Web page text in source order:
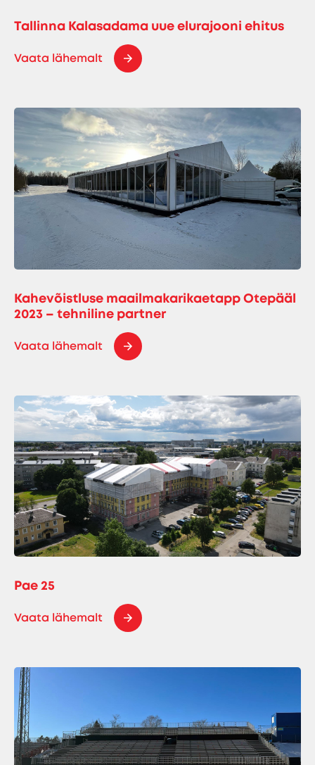
Tallinna Kalasadama uue elurajooni ehitus
Vaata lähemalt
Kahevõistluse maailmakarikaetapp Otepääl
2023 – tehniline partner
Vaata lähemalt
Pae 25
Vaata lähemalt